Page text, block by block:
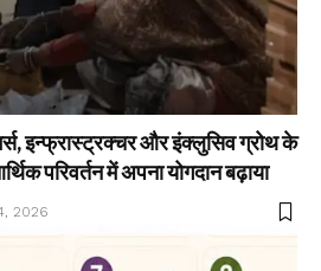
इन्फ्रास्ट्रक्चर और इंक्लुसिव ग्रोथ के
परिवर्तन में अपना योगदान बढ़ाया
2026